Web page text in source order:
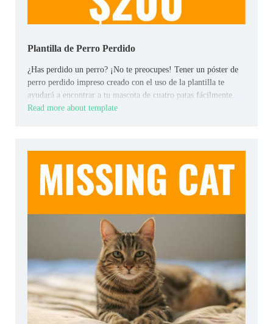
Plantilla de Perro Perdido
¿Has perdido un perro? ¡No te preocupes! Tener un póster de
perro perdido impreso creado con el uso de la plantilla te
ayudará a encontrar a tu mascota de cuatro patas fácilmente.
Read more about template